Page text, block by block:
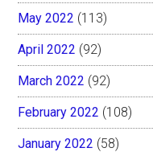
May 2022 (113)
April 2022 (92)
March 2022 (92)
February 2022 (108)
January 2022 (58)